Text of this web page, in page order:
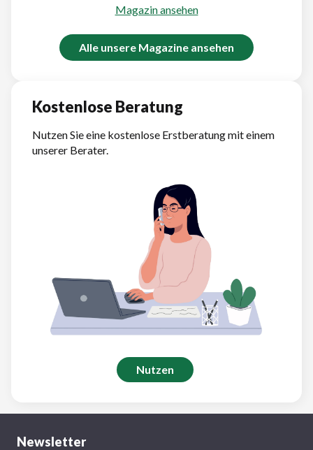
Magazin ansehen
Alle unsere Magazine ansehen
Kostenlose Beratung
Nutzen Sie eine kostenlose Erstberatung mit einem
unserer Berater.
Nutzen
Newsletter